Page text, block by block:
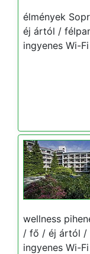
élmények
éj ártól /
ingyenes Wi-
wellness
/ fő / éj ártól /
ingyenes Wi-